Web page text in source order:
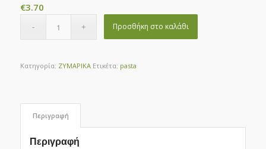
€3.70
Προσθήκη στο καλάθι
Κατηγορία: ΖΥΜΑΡΙΚΑ Ετικέτα: pasta
Περιγραφή
Περιγραφή